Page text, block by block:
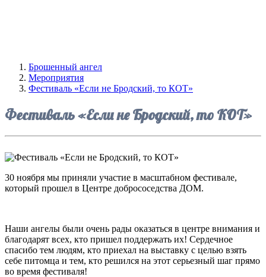
Брошенный ангел
Мероприятия
Фестиваль «Если не Бродский, то КОТ»
Фестиваль «Если не Бродский, то КОТ»
30 ноября мы приняли участие в масштабном фестивале,
который прошел в Центре добрососедства ДОМ.
Наши ангелы были очень рады оказаться в центре внимания и
благодарят всех, кто пришел поддержать их! Сердечное
спасибо тем людям, кто приехал на выставку с целью взять
себе питомца и тем, кто решился на этот серьезный шаг прямо
во время фестиваля!